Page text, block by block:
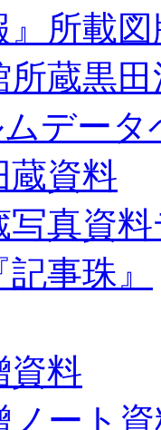
』所載
所蔵黒
データ
蔵資料
写真資
事珠』
資料
ノート